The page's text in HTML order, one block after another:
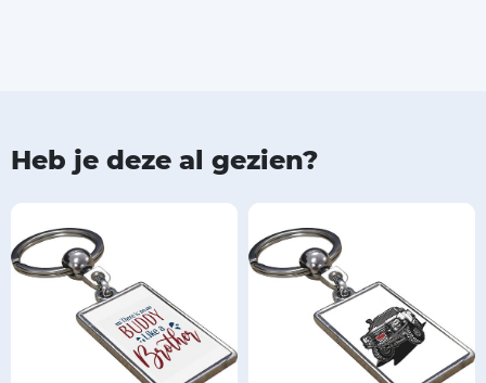
Heb je deze al gezien?